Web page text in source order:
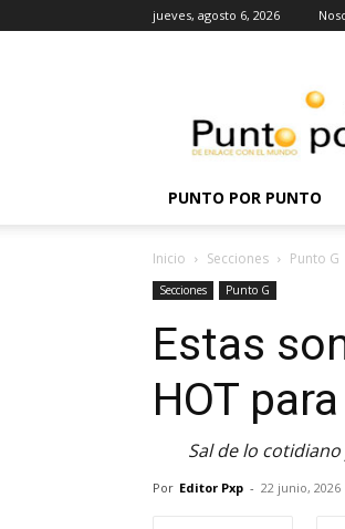
jueves, agosto 6, 2026
PUNTO POR PUNTO
Inicio Secciones Punto G
Secciones Punto G
Estas
HOT
Sal de lo
Por Editor Pxp - 22 junio, 2026